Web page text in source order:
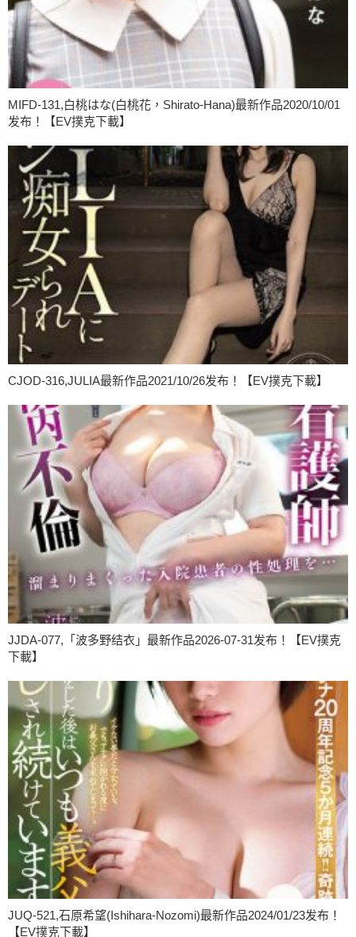
MIFD-131,白桃はな(白桃花，Shirato-Hana)最新作品2020/10/01
发布！【EV撲克下載】
CJOD-316,JULIA最新作品2021/10/26发布！【EV撲克下載】
JJDA-077,「波多野结衣」最新作品2026-07-31发布！【EV撲克
下載】
JUQ-521,石原希望(Ishihara-Nozomi)最新作品2024/01/23发布！
【EV撲克下載】